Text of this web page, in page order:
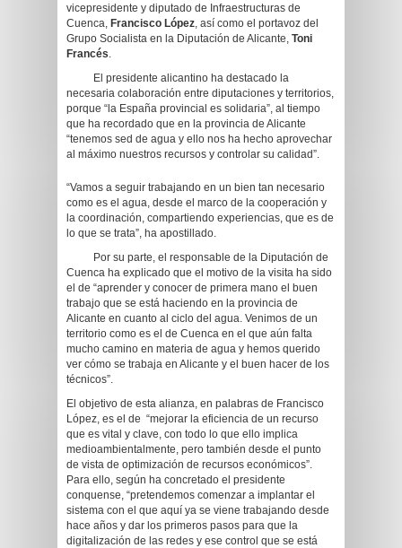
vicepresidente y diputado de Infraestructuras de
Cuenca, Francisco López, así como el portavoz del
Grupo Socialista en la Diputación de Alicante, Toni
Francés.
El presidente alicantino ha destacado la
necesaria colaboración entre diputaciones y territorios,
porque “la España provincial es solidaria”, al tiempo
que ha recordado que en la provincia de Alicante
“tenemos sed de agua y ello nos ha hecho aprovechar
al máximo nuestros recursos y controlar su calidad”.
“Vamos a seguir trabajando en un bien tan necesario
como es el agua, desde el marco de la cooperación y
la coordinación, compartiendo experiencias, que es de
lo que se trata”, ha apostillado.
Por su parte, el responsable de la Diputación de
Cuenca ha explicado que el motivo de la visita ha sido
el de “aprender y conocer de primera mano el buen
trabajo que se está haciendo en la provincia de
Alicante en cuanto al ciclo del agua. Venimos de un
territorio como es el de Cuenca en el que aún falta
mucho camino en materia de agua y hemos querido
ver cómo se trabaja en Alicante y el buen hacer de los
técnicos”.
El objetivo de esta alianza, en palabras de Francisco
López, es el de “mejorar la eficiencia de un recurso
que es vital y clave, con todo lo que ello implica
medioambientalmente, pero también desde el punto
de vista de optimización de recursos económicos”.
Para ello, según ha concretado el presidente
conquense, “pretendemos comenzar a implantar el
sistema con el que aquí ya se viene trabajando desde
hace años y dar los primeros pasos para que la
digitalización de las redes y ese control que se está